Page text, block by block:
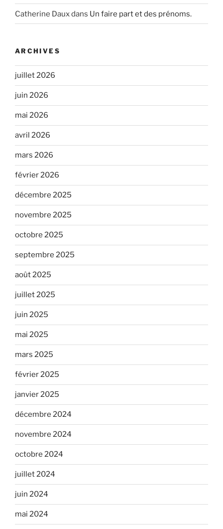
Catherine Dauxdans Un faire part et des prénoms.
ARCHIVES
juillet 2026
juin 2026
mai 2026
avril 2026
mars 2026
février 2026
décembre 2025
novembre 2025
octobre 2025
septembre 2025
août 2025
juillet 2025
juin 2025
mai 2025
mars 2025
février 2025
janvier 2025
décembre 2024
novembre 2024
octobre 2024
juillet 2024
juin 2024
mai 2024